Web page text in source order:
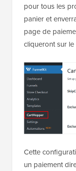
pour tous les
panier et
page de
cliqueront sur
Cette
un paiement